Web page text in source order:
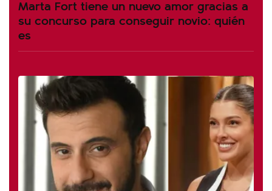
Marta Fort tiene un nuevo amor gracias a
su concurso para conseguir novio: quién
es